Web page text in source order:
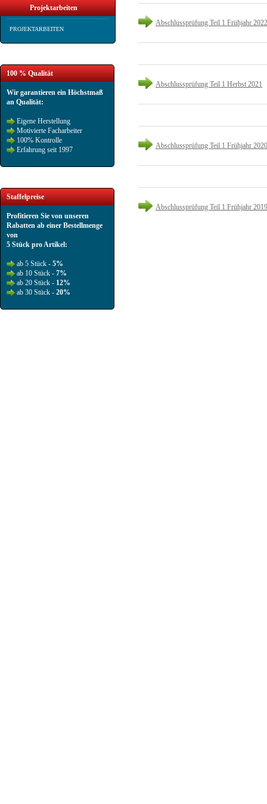
Projektarbeiten
PROJEKTARBEITEN
100 % Qualität
Wir garantieren ein Höchstmaß
an Qualität:
Eigene Herstellung
Motivierte Facharbeiter
100% Kontrolle
Erfahrung seit 1997
Staffelpreise
Profitieren Sie von unseren
Rabatten ab einer Bestellmenge
von
5 Stück pro Artikel:
ab 5 Stück - 5%
ab 10 Stück - 7%
ab 20 Stück - 12%
ab 30 Stück - 20%
Abschlussprüfung Teil 1 Frühjahr 2022
Abschlussprüfung Teil 1 Herbst 2021
Abschlussprüfung Teil 1 Frühjahr 2020
Abschlussprüfung Teil 1 Frühjahr 2019